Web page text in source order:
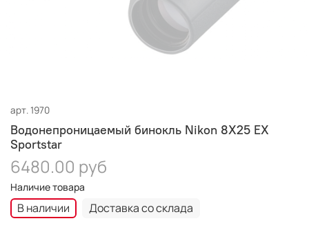
арт. 1970
Водонепроницаемый бинокль Nikon 8X25 EX
Sportstar
6480.00 руб
Наличие товара
В наличии Доставка со склада